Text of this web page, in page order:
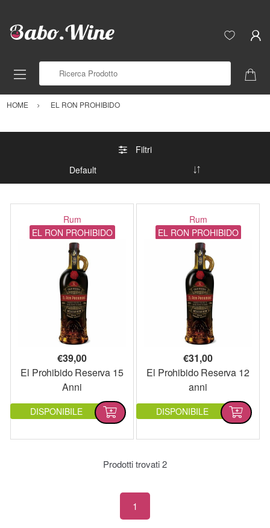
HOME EL RON PROHIBIDO
Filtri
Rum
EL RON PROHIBIDO
€39,00
El Prohibido Reserva 15
Anni
DISPONIBILE
Rum
EL RON PROHIBIDO
€31,00
El Prohibido Reserva 12
anni
DISPONIBILE
Prodotti trovati2
1